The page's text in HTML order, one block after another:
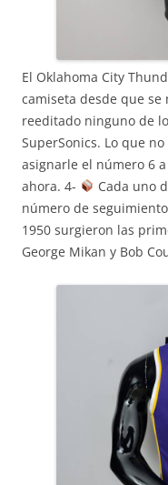
El Oklahoma City
camiseta desde que
reeditado ninguno de
SuperSonics. Lo que
asignarle el número 6
ahora. 4-
Cada uno
número de
1950 surgieron las
George Mikan y Bob